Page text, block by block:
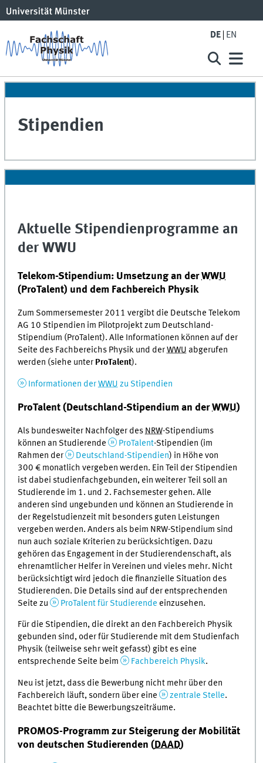
DE EN
Stipendien
Aktuelle Stipendienprogramme an
der WWU
Telekom-Stipendium: Umsetzung an derWWU
(ProTalent) und dem Fachbereich Physik
Zum Sommersemester 2011 vergibt die Deutsche Telekom
AG 10 Stipendien im Pilotprojekt zum Deutschland-
Stipendium (ProTalent). Alle Informationen können auf der
Seite des Fachbereichs Physik und derWWU abgerufen
werden (siehe unter ProTalent).
Informationen derWWU zu Stipendien
ProTalent (Deutschland-Stipendium an derWWU)
Als bundesweiter Nachfolger des NRW-Stipendiums
können an Studierende
ProTalent-Stipendien (im
Rahmen der
Deutschland-Stipendien) in Höhe von
300 € monatlich vergeben werden. Ein Teil der Stipendien
ist dabei studienfachgebunden, ein weiterer Teil soll an
Studierende im 1. und 2. Fachsemester gehen. Alle
anderen sind ungebunden und können an Studierende in
der Regelstudienzeit mit besonders guten Leistungen
vergeben werden. Anders als beim NRW-Stipendium sind
nun auch soziale Kriterien zu berücksichtigen. Dazu
gehören das Engagement in der Studierendenschaft, als
ehrenamtlicher Helfer in Vereinen und vieles mehr. Nicht
berücksichtigt wird jedoch die finanzielle Situation des
Studierenden. Die Details sind auf der entsprechenden
Seite zu
ProTalent für Studierende einzusehen.
Für die Stipendien, die direkt an den Fachbereich Physik
gebunden sind, oder für Studierende mit dem Studienfach
Physik (teilweise sehr weit gefasst) gibt es eine
entsprechende Seite beim
Fachbereich Physik.
Neu ist jetzt, dass die Bewerbung nicht mehr über den
Fachbereich läuft, sondern über eine
zentrale Stelle.
Beachtet bitte die Bewerbungszeiträume.
PROMOS-Programm zur Steigerung der Mobilität
von deutschen Studierenden ( DAAD)